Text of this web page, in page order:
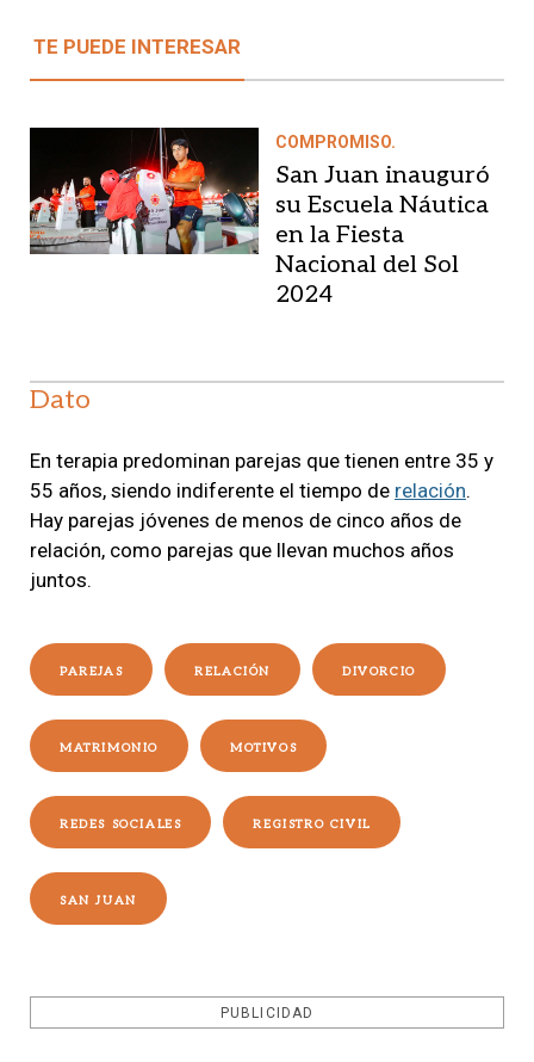
TE PUEDE INTERESAR
COMPROMISO.
San Juan inauguró
su Escuela Náutica
en la Fiesta
Nacional del Sol
2024
Dato
En terapia predominan parejas que tienen entre 35 y
55 años, siendo indiferente el tiempo de relación.
Hay parejas jóvenes de menos de cinco años de
relación, como parejas que llevan muchos años
juntos.
PAREJAS RELACIÓN DIVORCIO
MATRIMONIO MOTIVOS
REDES SOCIALES REGISTRO CIVIL
SAN JUAN
PUBLICIDAD